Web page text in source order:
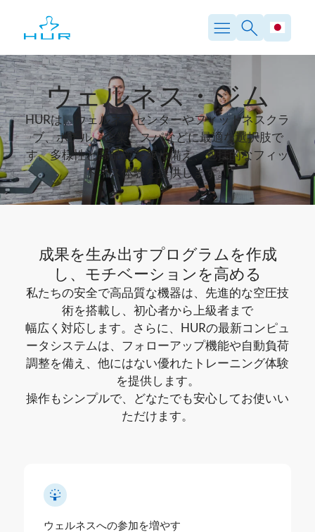
キ
ッ
プ
ウェルネス・ジム
HURは、ウェルネスセンターやフィットネスクラ
ブ、ホテル、企業、スパなどに最適な選択肢で
す。多様性と高品質を兼ね備え、包括的なフィッ
トネス体験を提供します。
成果を生み出すプログラムを作成
し、モチベーションを高める
私たちの安全で高品質な機器は、先進的な空圧技
術を搭載し、初心者から上級者まで
幅広く対応します。さらに、HURの最新コンピュ
ータシステムは、フォローアップ機能や自動負荷
調整を備え、他にはない優れたトレーニング体験
を提供します。
操作もシンプルで、どなたでも安心してお使いい
ただけます。
ウェルネスへの参加を増やす